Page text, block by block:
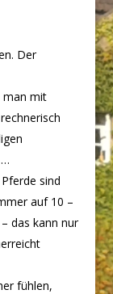
Der
man mit
sind
auf 10 –
das kann nur
fühlen,